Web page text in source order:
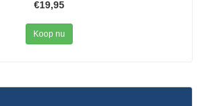
€19,95
Koop nu